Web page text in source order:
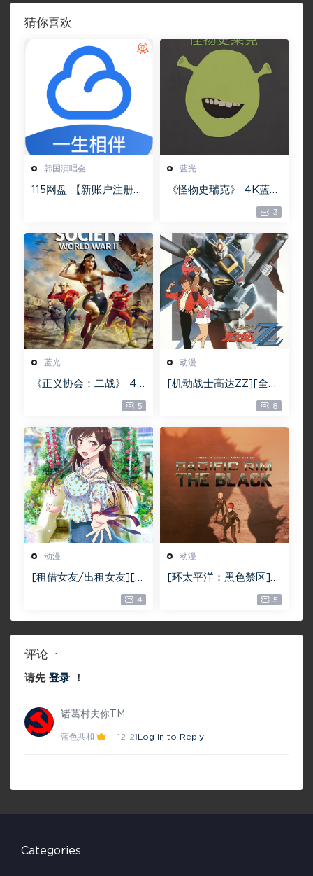
猜你喜欢
韩国演唱会
115网盘 【新账户注册】
蓝光
《怪物史瑞克》 4K蓝光
3
蓝光
《正义协会：二战》 4K
5
动漫
[机动战士高达ZZ][全47
V][1080P][1986日本
动漫]
8
动漫
[租借女友/出租女友][全
4
动漫
[环太平洋：黑色禁区]
EB-MKV][1080P]
5
评论 1
请先 登录 ！
诸葛村夫你TM
蓝色共和 12-21Log in to Reply
Categories